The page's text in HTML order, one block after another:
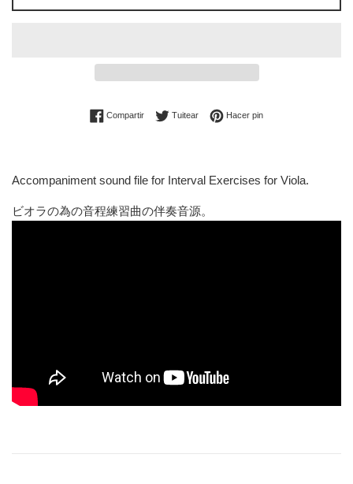
CompartirCompartir en Facebook
TuitearTuitear en Twitter
Hacer pinPinear en Pinterest
Accompaniment sound file for Interval Exercises for Viola.
ビオラの為の音程練習曲の伴奏音源。